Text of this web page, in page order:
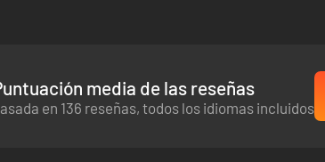
media de las reseñas
en 136 reseñas, todos los idiomas incluidos